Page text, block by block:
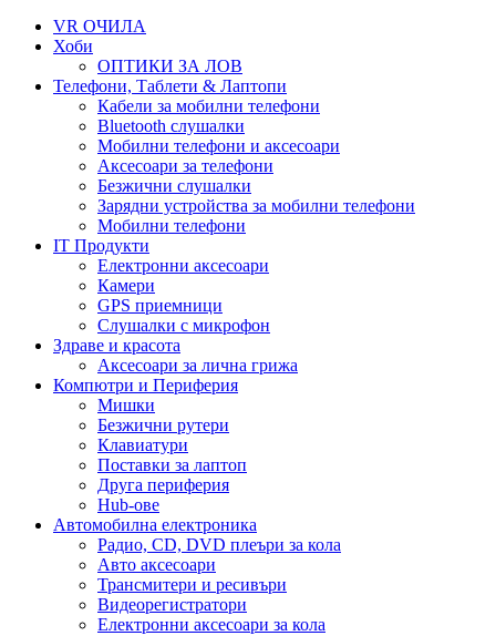
VR ОЧИЛА
Хоби
ОПТИКИ ЗА ЛОВ
Телефони, Таблети & Лаптопи
Кабели за мобилни телефони
Bluetooth слушалки
Мобилни телефони и аксесоари
Аксесоари за телефони
Безжични слушалки
Зарядни устройства за мобилни телефони
Мобилни телефони
IT Продукти
Електронни аксесоари
Камери
GPS приемници
Слушалки с микрофон
Здраве и красота
Аксесоари за лична грижа
Компютри и Периферия
Мишки
Безжични рутери
Клавиатури
Поставки за лаптоп
Друга периферия
Hub-ове
Автомобилна електроника
Радио, CD, DVD плеъри за кола
Авто аксесоари
Трансмитери и ресивъри
Видеорегистратори
Електронни аксесоари за кола